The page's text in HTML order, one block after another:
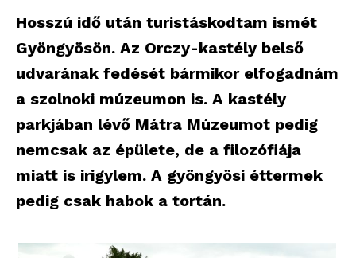
Hosszú idő után turistáskodtam ismét
Gyöngyösön. Az Orczy-kastély belső
udvarának fedését bármikor elfogadnám
a szolnoki múzeumon is. A kastély
parkjában lévő Mátra Múzeumot pedig
nemcsak az épülete, de a filozófiája
miatt is irigylem. A gyöngyösi éttermek
pedig csak habok a tortán.